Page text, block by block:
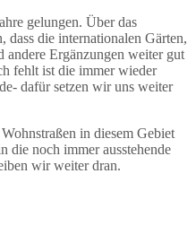
gelungen. Über das
die internationalen Gärten,
andere Ergänzungen weiter gut
fehlt ist die immer wieder
dafür setzen wir uns weiter
in diesem Gebiet
die noch immer ausstehende
wir weiter dran.